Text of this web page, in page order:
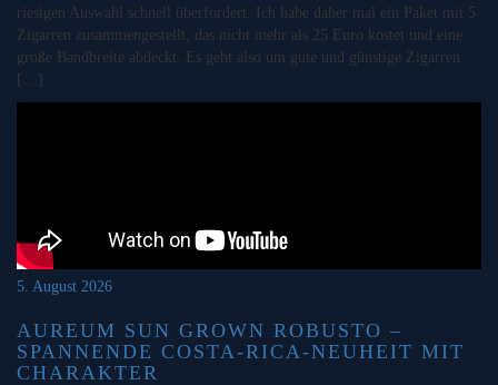
riesigen Auswahl schnell überfordert. Ich habe daher mal ein Paket mit 5
Zigarren zusammengestellt, das nicht mehr als 25 Euro kostet und eine
große Bandbreite abdeckt. Es geht also um gute und günstige Zigarren
5. August 2026
AUREUM SUN GROWN ROBUSTO –
SPANNENDE COSTA-RICA-NEUHEIT MIT
CHARAKTER